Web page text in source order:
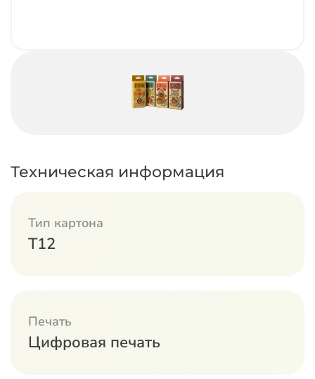
Техническая информация
Тип картона
Т12
Печать
Цифровая печать